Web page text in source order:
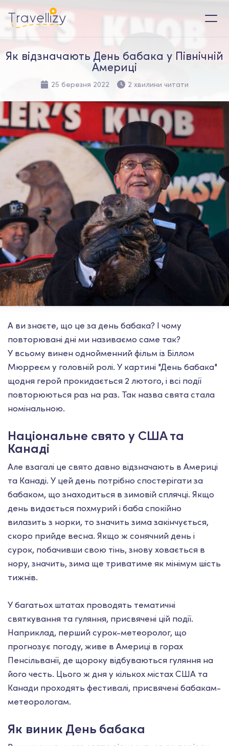
Як відзначають День бабака у Північній
Америці
25 березня 2022 2 хвилини читати
А ви знаєте, що це за день бабака? І чому
повторювані дні ми називаємо саме так?
У всьому винен однойменний фільм із Біллом
Мюрреєм у головній ролі. У картині "День бабака"
щодня герой прокидається 2 лютого, і всі події
повторюються раз на раз. Так назва свята стала
номінальною.
Національне свято у США та
Канаді
Але взагалі це свято давно відзначають в Америці
та Канаді. У цей день потрібно спостерігати за
бабаком, що знаходиться в зимовій сплячці. Якщо
день видається похмурий і баба спокійно
вилазить з норки, то значить зима закінчується,
скоро прийде весна. Якщо ж сонячний день і
сурок, побачивши свою тінь, знову ховається в
нору, значить, зима ще триватиме як мінімум шість
тижнів.
У багатьох штатах проводять тематичні
святкування та гуляння, присвячені цій події.
Наприклад, перший сурок-метеоролог, що
прогнозує погоду, живе в Америці в горах
Пенсільванії, де щороку відбуваються гуляння на
його честь. Цього ж дня у кількох містах США та
Канади проходять фестивалі, присвячені бабакам-
метеорологам.
Як виник День бабака